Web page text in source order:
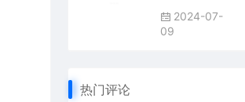
2024-07-
09
热门评论